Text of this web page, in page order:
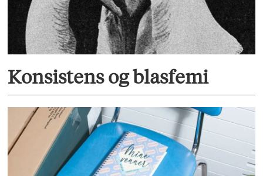
Konsistens og blasfemi